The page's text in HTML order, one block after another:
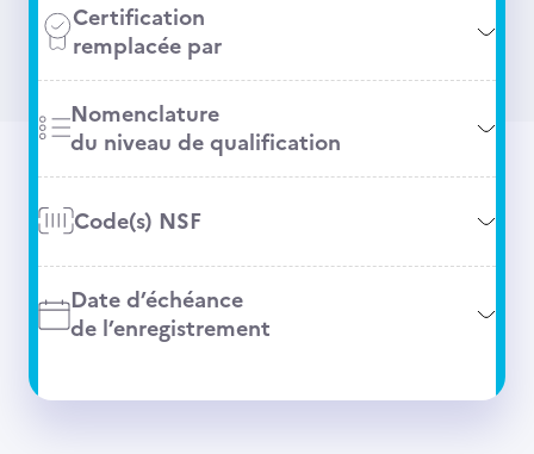
Certification
remplacée par
Nomenclature
du niveau de qualification
Code(s) NSF
Date d’échéance
de l’enregistrement